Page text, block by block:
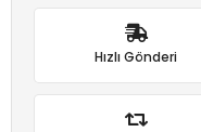
Hızlı Gönderi